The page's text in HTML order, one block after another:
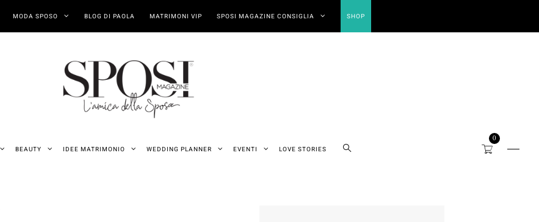
MODA SPOSO BLOG DI PAOLA MATRIMONI VIP SPOSI MAGAZINE CONSIGLIA SHOP
BEAUTY IDEE MATRIMONIO WEDDING PLANNER EVENTI LOVE STORIES
0